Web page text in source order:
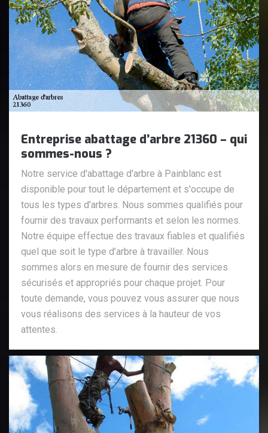
Entreprise abattage d’arbre 21360 – qui
sommes-nous ?
Notre service d'abattage d'arbre à Painblanc est
disponible pour tout le département et s'occupe de
tous les types d'arbres. Nous sommes qualifiés pour
fournir des travaux performants et selon les normes.
Notre équipe effectue des travaux fiables et qualifiés
quel que soit le type d’arbre à travailler. Nous
sommes alors en mesure de fournir des services
sécurisés et appropriés pour chaque projet. Pour
toute demande, vous pouvez vous assurer que nous
vous réalisons des services à la hauteur de vos
attentes.